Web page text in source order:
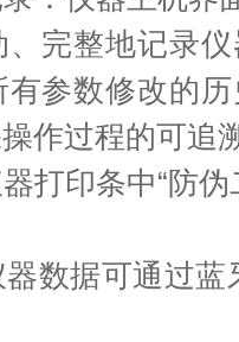
完整地记录
参数修改的
作过程的可追
打印条中“防
数据可通过蓝